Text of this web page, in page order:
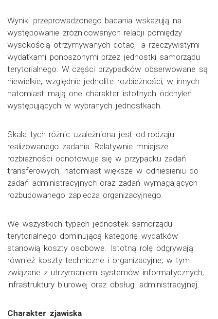
Wyniki przeprowadzonego badania wskazują na
występowanie zróżnicowanych relacji pomiędzy
wysokością otrzymywanych dotacji a rzeczywistymi
wydatkami ponoszonymi przez jednostki samorządu
terytorialnego. W części przypadków obserwowane są
niewielkie, względnie jednolite rozbieżności, w innych
natomiast mają one charakter istotnych odchyleń
występujących w wybranych jednostkach.
Skala tych różnic uzależniona jest od rodzaju
realizowanego zadania. Relatywnie mniejsze
rozbieżności odnotowuje się w przypadku zadań
transferowych, natomiast większe w odniesieniu do
zadań administracyjnych oraz zadań wymagających
rozbudowanego zaplecza organizacyjnego.
We wszystkich typach jednostek samorządu
terytorialnego dominującą kategorię wydatków
stanowią koszty osobowe. Istotną rolę odgrywają
również koszty techniczne i organizacyjne, w tym
związane z utrzymaniem systemów informatycznych,
infrastruktury biurowej oraz obsługi administracyjnej.
Charakter zjawiska